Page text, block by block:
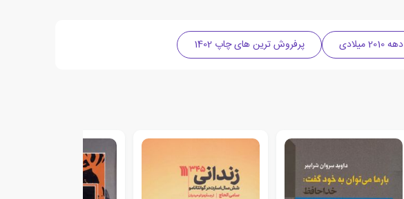
دهه 2010 میلادی پرفروش ترین های چاپ 1402